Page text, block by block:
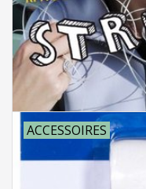
ACCESSOIRES